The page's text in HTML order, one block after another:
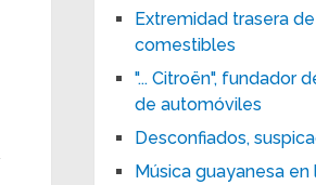
Extremidad trasera
comestibles
"... Citroën", fundador
de automóviles
Desconfiados,
Música guayanesa en